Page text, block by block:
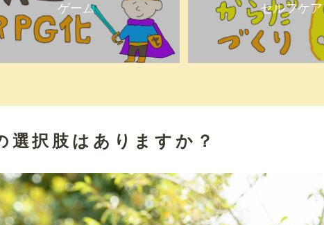
ゲーム セルフケア
選択肢はありますか？